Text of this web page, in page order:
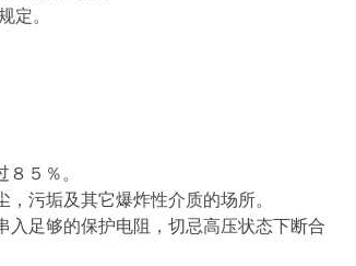
定。
５％。
污垢及其它爆炸性介质的场所。
入足够的保护电阻，切忌高压状态下断合